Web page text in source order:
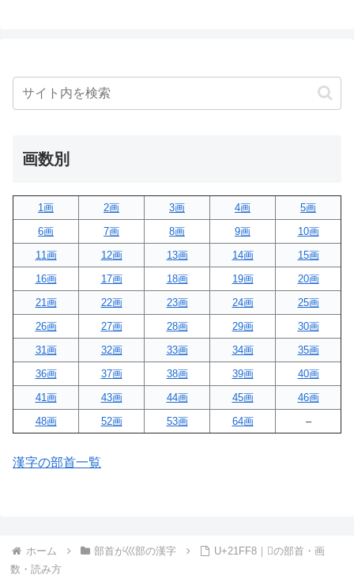
画数別
1画 2画 3画 4画
5画
6画
7画 8画 9画
10画
11画
12画 13画 14画
15画
16画
17画 18画 19画
20画
21画
22画 23画 24画
25画
26画
27画 28画 29画
30画
31画
32画 33画 34画
35画
36画
37画 38画 39画
40画
41画
43画 44画 45画
46画
48画
52画 53画 64画 –
漢字の部首一覧
ホーム 部首が巛部の漢字
U+21FF8｜𡿸の部首・画
数・読み方